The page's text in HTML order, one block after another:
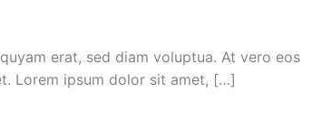
erat, sed diam voluptua. At vero eos
Lorem ipsum dolor sit amet, […]